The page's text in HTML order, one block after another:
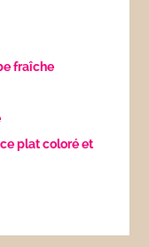
fraîche
plat coloré et